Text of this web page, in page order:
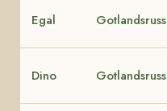
Egal Gotlandsruss
Dino Gotlandsruss